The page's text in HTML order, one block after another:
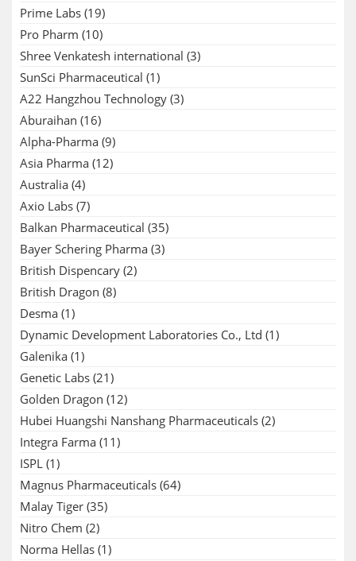
Prime Labs (19)
Pro Pharm (10)
Shree Venkatesh international (3)
SunSci Pharmaceutical (1)
A22 Hangzhou Technology (3)
Aburaihan (16)
Alpha-Pharma (9)
Asia Pharma (12)
Australia (4)
Axio Labs (7)
Balkan Pharmaceutical (35)
Bayer Schering Pharma (3)
British Dispencary (2)
British Dragon (8)
Desma (1)
Dynamic Development Laboratories Co., Ltd (1)
Galenika (1)
Genetic Labs (21)
Golden Dragon (12)
Hubei Huangshi Nanshang Pharmaceuticals (2)
Integra Farma (11)
ISPL (1)
Magnus Pharmaceuticals (64)
Malay Tiger (35)
Nitro Chem (2)
Norma Hellas (1)